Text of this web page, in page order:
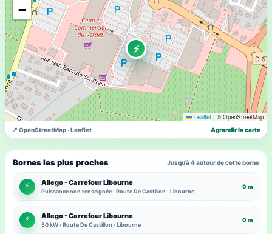
⚡
−
Leaflet | © OpenStreetMap
📍 OpenStreetMap · Leaflet Agrandir la carte
Bornes les plus proches Jusqu’à 4 autour de cette borne
⚡ Allego - Carrefour Libourne
Puissance non renseignée · Route De Castillon · Libourne
0 m
⚡ Allego - Carrefour Libourne
50 kW · Route De Castillon · Libourne
0 m